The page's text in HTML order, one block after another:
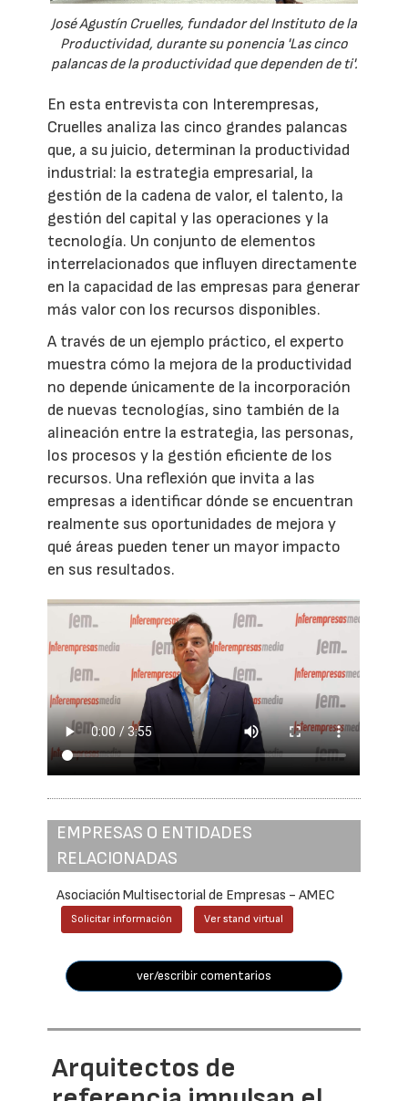
José Agustín Cruelles, fundador del Instituto de la
Productividad, durante su ponencia 'Las cinco
palancas de la productividad que dependen de ti'.
En esta entrevista con Interempresas,
Cruelles analiza las cinco grandes palancas
que, a su juicio, determinan la productividad
industrial: la estrategia empresarial, la
gestión de la cadena de valor, el talento, la
gestión del capital y las operaciones y la
tecnología. Un conjunto de elementos
interrelacionados que influyen directamente
en la capacidad de las empresas para generar
más valor con los recursos disponibles.
A través de un ejemplo práctico, el experto
muestra cómo la mejora de la productividad
no depende únicamente de la incorporación
de nuevas tecnologías, sino también de la
alineación entre la estrategia, las personas,
los procesos y la gestión eficiente de los
recursos. Una reflexión que invita a las
empresas a identificar dónde se encuentran
realmente sus oportunidades de mejora y
qué áreas pueden tener un mayor impacto
en sus resultados.
EMPRESAS O ENTIDADES
RELACIONADAS
Asociación Multisectorial de Empresas - AMEC
Solicitar información Ver stand virtual
ver/escribir comentarios
Arquitectos de